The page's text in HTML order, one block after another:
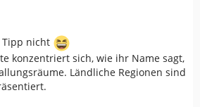
nicht
konzentriert sich, wie ihr Name sagt,
Ländliche Regionen sind